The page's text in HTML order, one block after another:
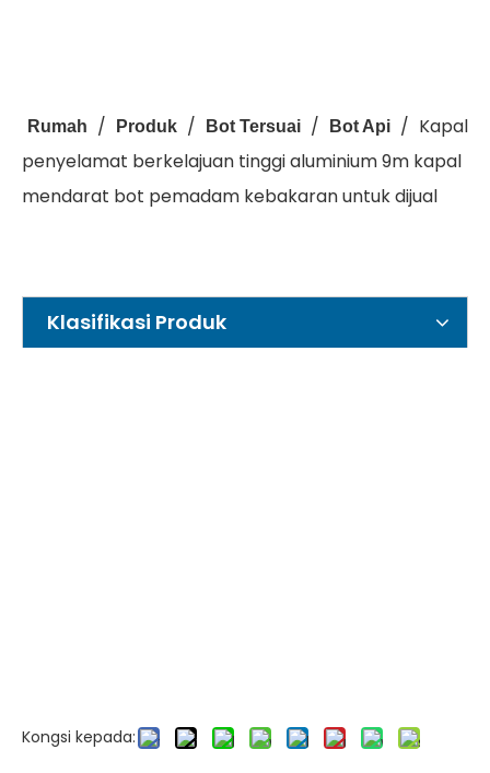
Rumah / Produk / Bot Tersuai / Bot Api / Kapal
penyelamat berkelajuan tinggi aluminium 9m kapal
mendarat bot pemadam kebakaran untuk dijual
Klasifikasi Produk
Kongsi kepada: